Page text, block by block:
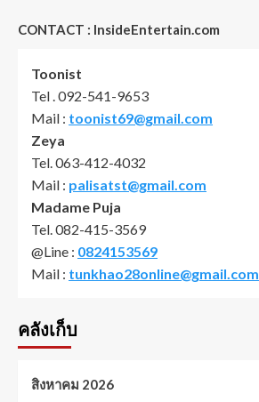
CONTACT : InsideEntertain.com
Toonist
Tel . 092-541-9653
Mail : toonist69@gmail.com
Zeya
Tel. 063-412-4032
Mail : palisatst@gmail.com
Madame Puja
Tel. 082-415-3569
@Line : 0824153569
Mail : tunkhao28online@gmail.com
คลังเก็บ
สิงหาคม 2026